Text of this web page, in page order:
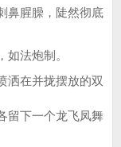
鼻腥臊，陡然彻底
法炮制。
在并拢摆放的双
留下一个龙飞凤舞